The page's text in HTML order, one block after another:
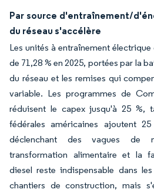
Par source d'entraînement/
du réseau s'accélère
Les unités à entraînement
de 71,28 % en 2025, portées par la
du réseau et les remises qui
variable. Les programmes de
réduisent le capex jusqu'à 25 %,
fédérales américaines ajoutent
déclenchant des vagues de
transformation alimentaire et la
diesel reste indispensable dans
chantiers de construction, mais